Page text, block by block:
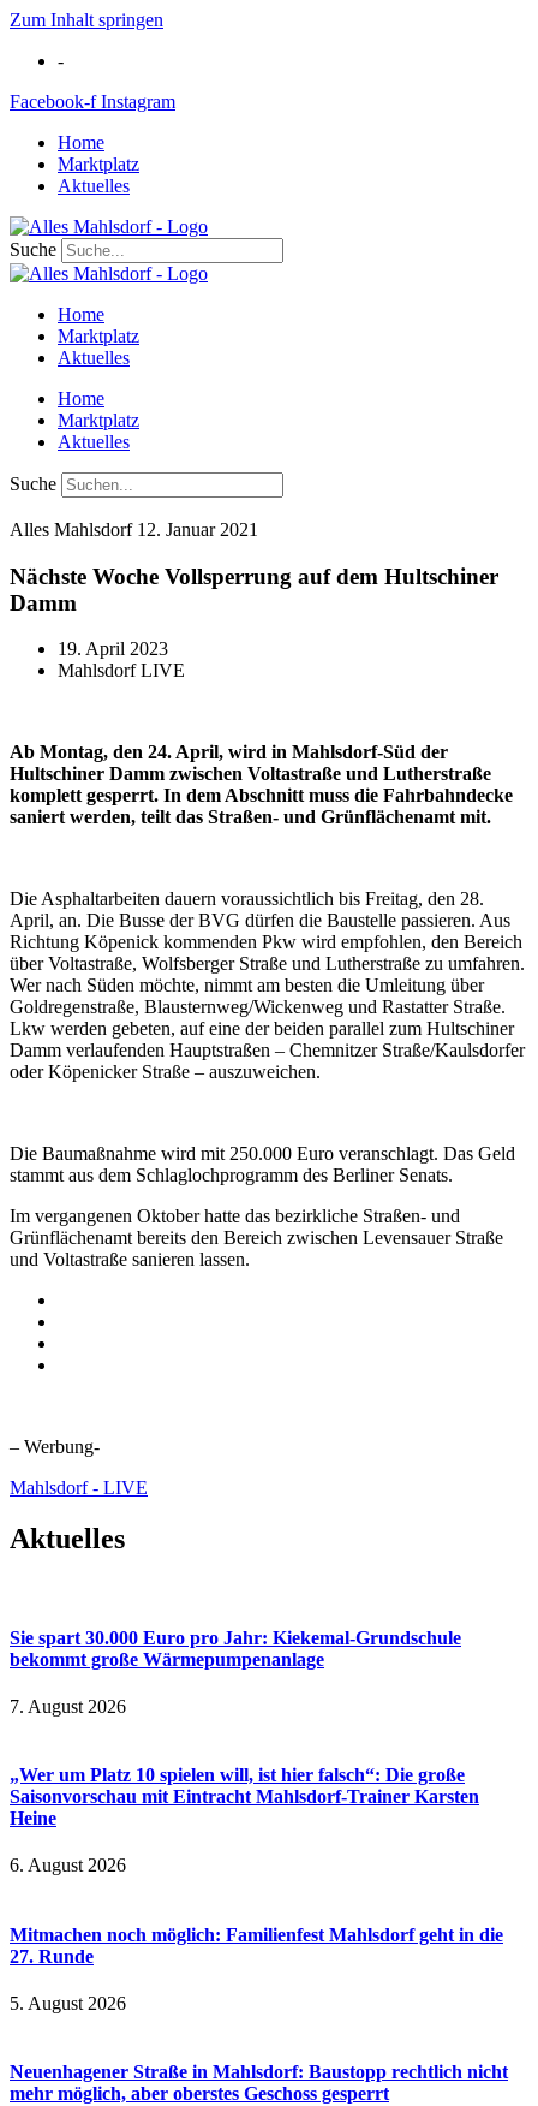
Zum Inhalt springen
-
Facebook-f Instagram
Home
Marktplatz
Aktuelles
Suche
Home
Marktplatz
Aktuelles
Home
Marktplatz
Aktuelles
Suche
Alles Mahlsdorf 12. Januar 2021
Nächste Woche Vollsperrung auf dem Hultschiner
Damm
19. April 2023
Mahlsdorf LIVE
Ab Montag, den 24. April, wird in Mahlsdorf-Süd der
Hultschiner Damm zwischen Voltastraße und Lutherstraße
komplett gesperrt. In dem Abschnitt muss die Fahrbahndecke
saniert werden, teilt das Straßen- und Grünflächenamt mit.
Die Asphaltarbeiten dauern voraussichtlich bis Freitag, den 28.
April, an. Die Busse der BVG dürfen die Baustelle passieren. Aus
Richtung Köpenick kommenden Pkw wird empfohlen, den Bereich
über Voltastraße, Wolfsberger Straße und Lutherstraße zu umfahren.
Wer nach Süden möchte, nimmt am besten die Umleitung über
Goldregenstraße, Blausternweg/Wickenweg und Rastatter Straße.
Lkw werden gebeten, auf eine der beiden parallel zum Hultschiner
Damm verlaufenden Hauptstraßen – Chemnitzer Straße/Kaulsdorfer
oder Köpenicker Straße – auszuweichen.
Die Baumaßnahme wird mit 250.000 Euro veranschlagt. Das Geld
stammt aus dem Schlaglochprogramm des Berliner Senats.
Im vergangenen Oktober hatte das bezirkliche Straßen- und
Grünflächenamt bereits den Bereich zwischen Levensauer Straße
und Voltastraße sanieren lassen.
– Werbung-
Mahlsdorf - LIVE
Aktuelles
Sie spart 30.000 Euro pro Jahr: Kiekemal-Grundschule
bekommt große Wärmepumpenanlage
7. August 2026
„Wer um Platz 10 spielen will, ist hier falsch“: Die große
Saisonvorschau mit Eintracht Mahlsdorf-Trainer Karsten
Heine
6. August 2026
Mitmachen noch möglich: Familienfest Mahlsdorf geht in die
27. Runde
5. August 2026
Neuenhagener Straße in Mahlsdorf: Baustopp rechtlich nicht
mehr möglich, aber oberstes Geschoss gesperrt